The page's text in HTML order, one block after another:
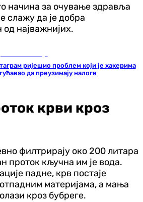
начина за очување здравља
слажу да је добра
од најважнијих.
ријешио проблем који је хакерима
да преузимају налоге
крви кроз
филтрирају око 200 литара
проток кључна им је вода.
падне, крв постаје
материјама, а мања
кроз бубреге.